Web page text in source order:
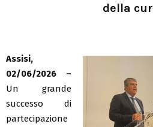
della
Assisi,
02/06/2026 –
Un grande
successo di
partecipazione